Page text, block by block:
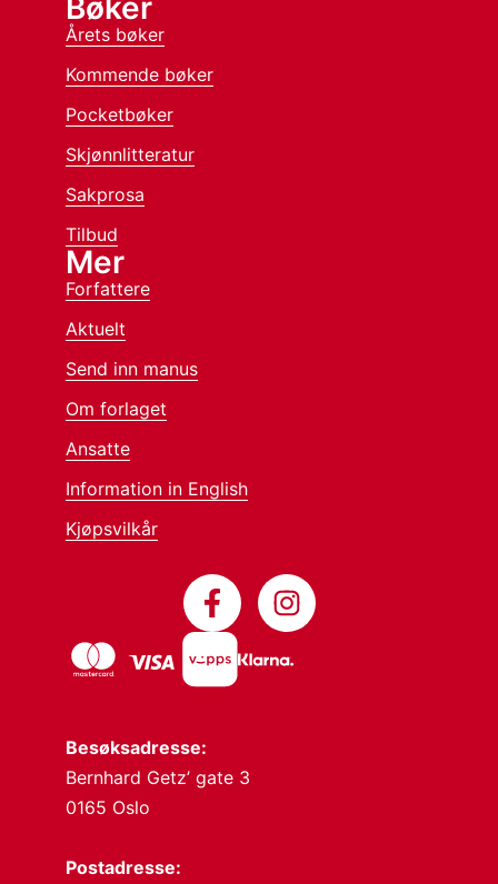
Besøksadresse:
Bernhard Getz’ gate 3
0165 Oslo
Postadresse:
Bøker
Årets bøker
Kommende bøker
Pocketbøker
Skjønnlitteratur
Sakprosa
Tilbud
Mer
Forfattere
Aktuelt
Send inn manus
Om forlaget
Ansatte
Information in English
Kjøpsvilkår